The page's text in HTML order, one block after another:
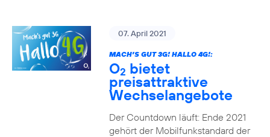
07. April 2021
MACH’S GUT 3G! HALLO 4G!:
O2 bietet
preisattraktive
Wechselangebote
Der Countdown läuft: Ende 2021
gehört der Mobilfunkstandard der